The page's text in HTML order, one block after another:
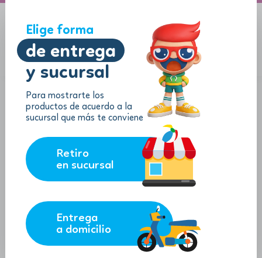
Elige forma
de entrega
y sucursal
Para mostrarte los
productos de acuerdo a la
sucursal que más te conviene
Retiro
en sucursal
Entrega
a domicilio